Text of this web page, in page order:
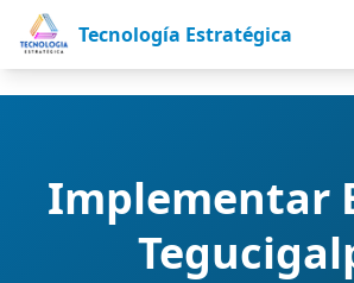
Tecnología Estratégica
Implementar